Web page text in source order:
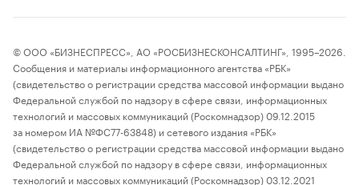
© ООО «БИЗНЕСПРЕСС», АО «РОСБИЗНЕСКОНСАЛТИНГ», 1995–2026.
Сообщения и материалы информационного агентства «РБК»
(свидетельство о регистрации средства массовой информации выдано
Федеральной службой по надзору в сфере связи, информационных
технологий и массовых коммуникаций (Роскомнадзор) 09.12.2015
за номером ИА №ФС77-63848) и сетевого издания «РБК»
(свидетельство о регистрации средства массовой информации выдано
Федеральной службой по надзору в сфере связи, информационных
технологий и массовых коммуникаций (Роскомнадзор) 03.12.2021